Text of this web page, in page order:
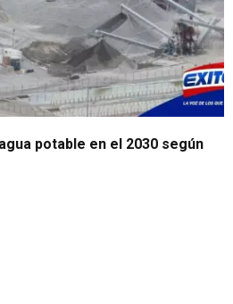
potable en el 2030 según